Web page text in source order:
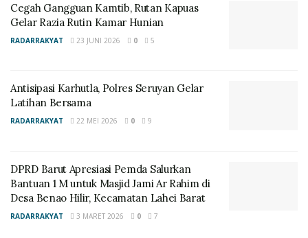
meningkatkan kewaspadaan dan selalu berhati-hati
dalam beraktifitas, dengan demikian akan
meminimalisir peluang ataupun kesempatan
Cegah Gangguan Kamtib, Rutan Kapuas
Gelar Razia Rutin Kamar Hunian
RADARRAKYAT 23 JUNI 2026 0 5
Antisipasi Karhutla, Polres Seruyan Gelar
Latihan Bersama
RADARRAKYAT 22 MEI 2026 0 9
DPRD Barut Apresiasi Pemda Salurkan
Bantuan 1 M untuk Masjid Jami Ar Rahim di
Desa Benao Hilir, Kecamatan Lahei Barat
RADARRAKYAT 3 MARET 2026 0 7